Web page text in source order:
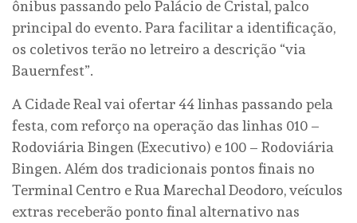
ônibus passando pelo Palácio de Cristal, palco
principal do evento. Para facilitar a identificação,
os coletivos terão no letreiro a descrição “via
Bauernfest”.
A Cidade Real vai ofertar 44 linhas passando pela
festa, com reforço na operação das linhas 010 –
Rodoviária Bingen (Executivo) e 100 – Rodoviária
Bingen. Além dos tradicionais pontos finais no
Terminal Centro e Rua Marechal Deodoro, veículos
extras receberão ponto final alternativo nas